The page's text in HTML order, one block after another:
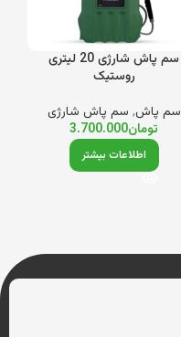
سم پاش شارژی 20 لیتری
روستیک
سم پاش, سم پاش شارژی
تومان3.700.000
اطلاعات بیشتر